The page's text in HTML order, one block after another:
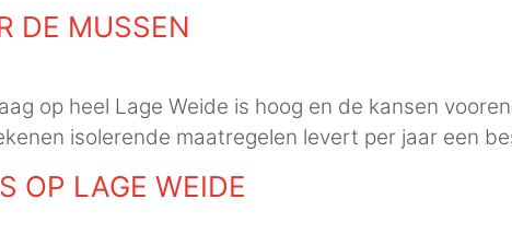
DE MUSSEN
op heel Lage Weide is hoog en de kansen
isolerende maatregelen levert per jaar een
OP LAGE WEIDE